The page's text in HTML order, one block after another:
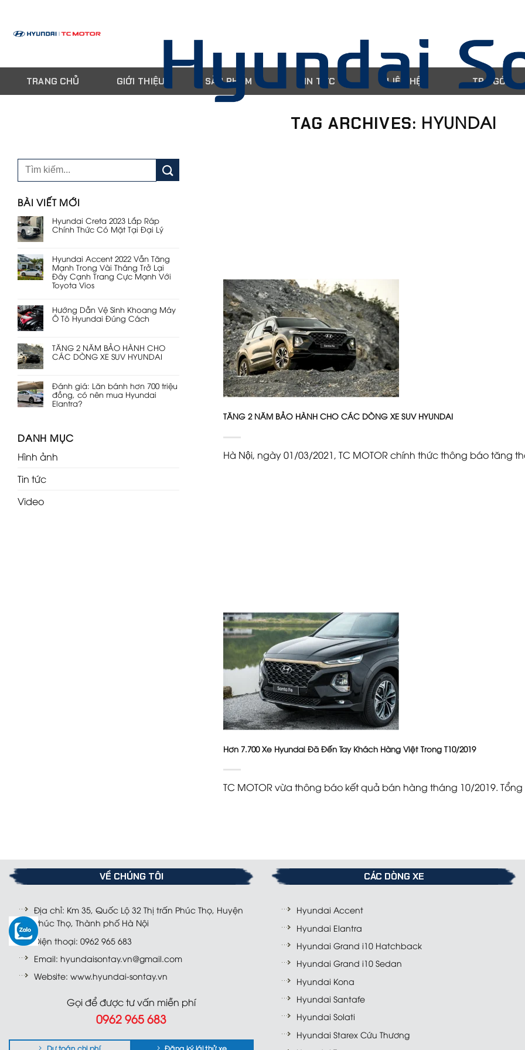
content
TRANG CHỦ GIỚI THIỆU SẢN PHẨM TIN TỨC LIÊN HỆ TRẢ GÓP
TAG ARCHIVES: HYUNDAI
BÀI VIẾT MỚI
Hyundai Creta 2023 Lắp Ráp
Chính Thức Có Mặt Tại Đại Lý
Hyundai Accent 2022 Vẫn Tăng
Mạnh Trong Vài Tháng Trở Lại
Đây Cạnh Trang Cực Mạnh Với
Toyota Vios
Hướng Dẫn Vệ Sinh Khoang Máy
Ô Tô Hyundai Đúng Cách
TĂNG 2 NĂM BẢO HÀNH CHO
CÁC DÒNG XE SUV HYUNDAI
Đánh giá: Lăn bánh hơn 700 triệu
đồng, có nên mua Hyundai
Elantra?
DANH MỤC
Hình ảnh
Tin tức
Video
TĂNG 2 NĂM BẢO HÀNH CHO CÁC DÒNG XE SUV HYUNDAI
Hà Nội, ngày 01/03/2021, TC MOTOR chính thức thông báo tăng
Hơn 7.700 Xe Hyundai Đã Đến Tay Khách Hàng Việt Trong T10/2019
TC MOTOR vừa thông báo kết quả bán hàng tháng 10/2019.
VỀ CHÚNG TÔI
Địa chỉ: Km 35, Quốc Lộ 32 Thị trấn Phúc Thọ, Huyện
Phúc Thọ, Thành phố Hà Nội
Điện thoại: 0962 965 683
Email: hyundaisontay.vn@gmail.com
Website: www.hyundai-sontay.vn
Gọi để được tư vấn miễn phí
0962 965 683
Dự toán chi phí Đăng ký lái thử xe
CÁC DÒNG XE
Hyundai Accent
Hyundai Elantra
Hyundai Grand i10 Hatchback
Hyundai Grand i10 Sedan
Hyundai Kona
Hyundai Santafe
Hyundai Solati
Hyundai Starex Cứu Thương